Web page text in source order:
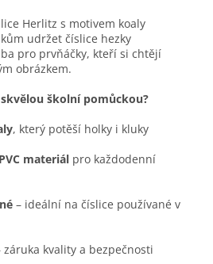
Herlitz s motivem koaly
udržet číslice hezky
pro prvňáčky, kteří si chtějí
obrázkem.
školní pomůckou?
, který potěší holky i kluky
PVC materiál pro každodenní
– ideální na číslice používané v
záruka kvality a bezpečnosti